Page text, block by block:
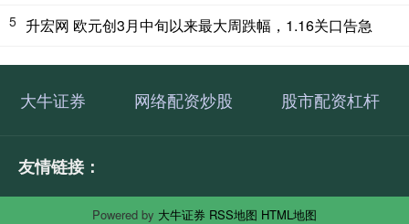
5 升宏网 欧元创3月中旬以来最大周跌幅，1.16关口告急
大牛证券 网络配资炒股 股市配资杠杆
友情链接：
Powered by 大牛证券 RSS地图 HTML地图